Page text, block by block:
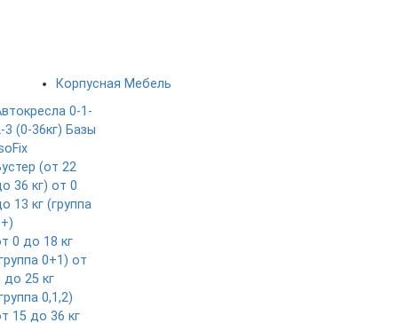
Корпусная Мебель
0-1-
3 (0-36кг) Базы
(от 22
36 кг) от 0
13 кг (группа
0 до 18 кг
0+1) от
до 25 кг
0,1,2)
15 до 36 кг